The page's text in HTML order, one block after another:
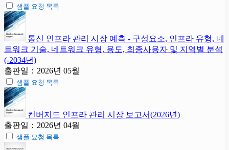
샘플 요청 목록
통신 인프라 관리 시장 예측 - 구성요소, 인프라 유형, 네
트워크 기술, 네트워크 유형, 용도, 최종사용자 및 지역별 분석
(-2034년)
출판일：2026년 05월
샘플 요청 목록
컨버지드 인프라 관리 시장 보고서(2026년)
출판일：2026년 04월
샘플 요청 목록